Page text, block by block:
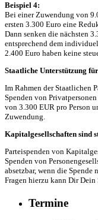
Beispiel 4:
Bei einer Zuwendung von
ersten 3.300 Euro eine
Dann senken die nächsten
entsprechend dem
2.400 Euro haben keine
Staatliche Unterstützung
Im Rahmen der Staatlichen
Spenden von
von 3.300 EUR pro Person
Zuwendung.
Kapitalgesellschaften sind
Parteispenden von
Spenden von
absetzbar, wenn die
Fragen hierzu kann Dir Dein
Termine